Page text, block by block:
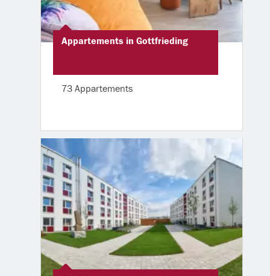
Appartements in Gottfrieding
73 Appartements